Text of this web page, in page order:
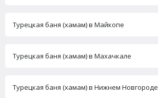
Турецкая баня (хамам) в Майкопе
Турецкая баня (хамам) в Махачкале
Турецкая баня (хамам) в Нижнем Новгороде